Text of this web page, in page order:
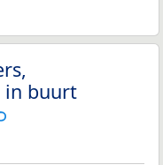
in buurt